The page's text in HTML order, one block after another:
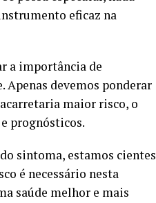
eficaz na
a importância de
Apenas devemos ponderar
maior risco, o
prognósticos.
sintoma, estamos cientes
é necessário nesta
saúde melhor e mais